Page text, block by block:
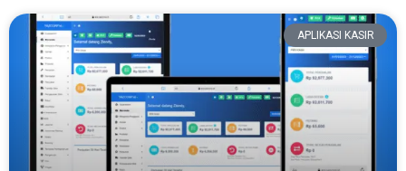
APLIKASI KASIR